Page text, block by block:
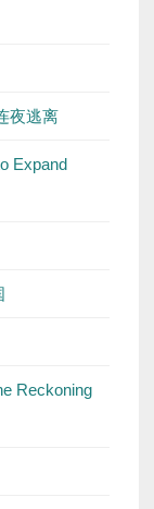
夜逃离
Expand
Reckoning